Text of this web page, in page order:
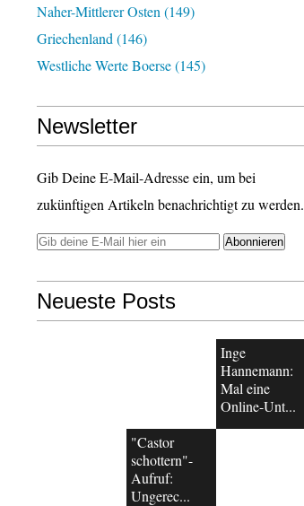
Naher-Mittlerer Osten (149)
Griechenland (146)
Westliche Werte Boerse(145)
Newsletter
Gib Deine E-Mail-Adresse ein, um bei
zukünftigen Artikeln benachrichtigt zu werden.
Neueste Posts
Inge
Hannemann:
Mal eine
Online-Unt...
"Castor
schottern"-
Aufruf:
Ungerec...